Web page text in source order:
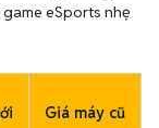
eSports nhẹ
Giá máy cũ